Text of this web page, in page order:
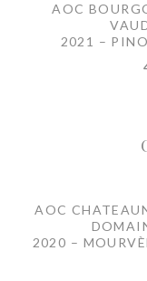
AOC
2021 –
AOC
2020 –